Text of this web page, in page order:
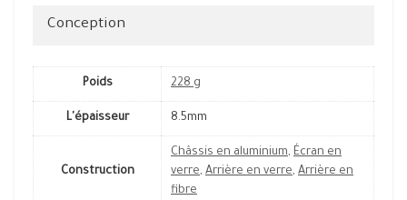
Conception
Poids 228 g
L'épaisseur 8.5mm
Construction
Châssis en aluminium, Écran en
verre, Arrière en verre, Arrière en
fibre